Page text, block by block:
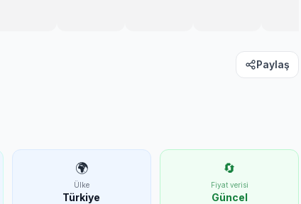
Paylaş
🌍
Ülke
Türkiye
🔄
Fiyat verisi
Güncel